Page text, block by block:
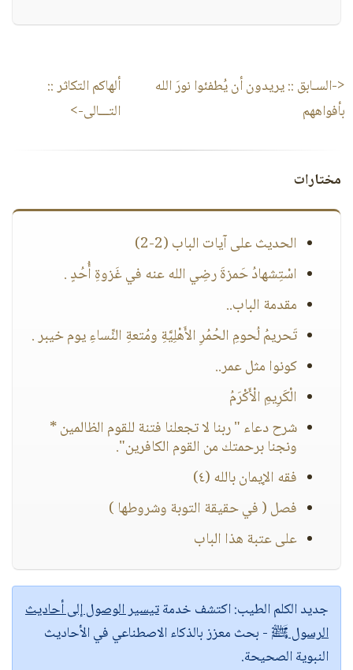
<-السـابق ::يريدون أن يُطفئوا نورَ الله
بأفواههم
ألهاكم التكاثر::
التـــالى->
مختارات
الحديث على آيات الباب (2-2)
اسْتِشهادُ حَمزةَ رضِي الله عنه في غَزوةِ أُحُدٍ .
مقدمة الباب..
تَحريمُ لُحومِ الحُمُرِ الأَهْلِيَّةِ ومُتعةِ النِّساءِ يوم خيبر .
كونوا مثل عمر..
الْكَرِيمِ الْأَكْرَمُ
شرح دعاء " ربنا لا تجعلنا فتنة للقوم الظالمين *
ونجنا برحمتك من القوم الكافرين".
فقه الإيمان بالله (٤)
فصل ( في حقيقة التوبة وشروطها )
على عتبة هذا الباب
جديد الكلم الطيب:اكتشف خدمةتيسير الوصول إلى أحاديث
الرسول ﷺ - بحث معزز بالذكاء الاصطناعي في الأحاديث
النبوية الصحيحة.